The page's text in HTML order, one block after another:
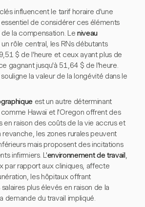
influencent le tarif horaire d'une
de considérer ces éléments
la compensation. Le niveau
un rôle central, les RNs débutants
$ de l'heure et ceux ayant plus de
gagnant jusqu'à 51,64 $ de l'heure.
la valeur de la longévité dans le
est un autre déterminant
Hawaï et l'Oregon offrent des
en raison des coûts de la vie accrus et
revanche, les zones rurales peuvent
mais proposent des incitations
infirmiers. L'environnement de travail,
par rapport aux cliniques, affecte
les hôpitaux offrant
plus élevés en raison de la
demande du travail impliqué.